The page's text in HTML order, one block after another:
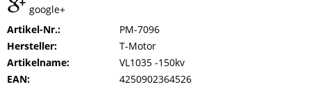
google+
Artikel-Nr.:
PM-7096
Hersteller:
T-Motor
Artikelname:
VL1035 -150kv
EAN:
4250902364526